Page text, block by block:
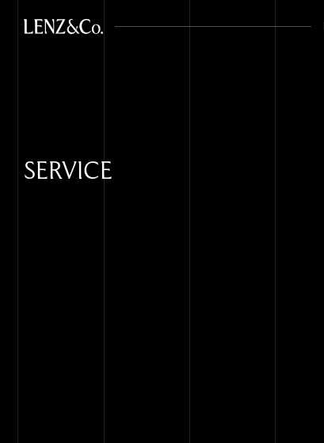
SERVICE